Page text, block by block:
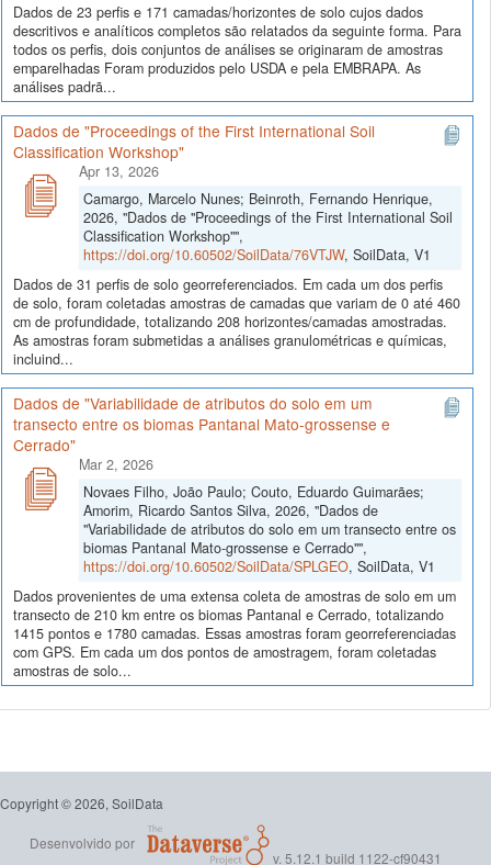
Dados de 23 perfis e 171 camadas/horizontes de solo cujos dados
descritivos e analíticos completos são relatados da seguinte forma. Para
todos os perfis, dois conjuntos de análises se originaram de amostras
emparelhadas Foram produzidos pelo USDA e pela EMBRAPA. As
análises padrã...
Dados de "Proceedings of the First International Soil
Classification Workshop"
Apr 13, 2026
Camargo, Marcelo Nunes; Beinroth, Fernando Henrique,
2026, "Dados de "Proceedings of the First International Soil
Classification Workshop"",
https://doi.org/10.60502/SoilData/76VTJW, SoilData, V1
Dados de 31 perfis de solo georreferenciados. Em cada um dos perfis
de solo, foram coletadas amostras de camadas que variam de 0 até 460
cm de profundidade, totalizando 208 horizontes/camadas amostradas.
As amostras foram submetidas a análises granulométricas e químicas,
incluind...
Dados de "Variabilidade de atributos do solo em um
transecto entre os biomas Pantanal Mato-grossense e
Cerrado"
Mar 2, 2026
Novaes Filho, João Paulo; Couto, Eduardo Guimarães;
Amorim, Ricardo Santos Silva, 2026, "Dados de
"Variabilidade de atributos do solo em um transecto entre os
biomas Pantanal Mato-grossense e Cerrado"",
https://doi.org/10.60502/SoilData/SPLGEO, SoilData, V1
Dados provenientes de uma extensa coleta de amostras de solo em um
transecto de 210 km entre os biomas Pantanal e Cerrado, totalizando
1415 pontos e 1780 camadas. Essas amostras foram georreferenciadas
com GPS. Em cada um dos pontos de amostragem, foram coletadas
amostras de solo...
Copyright © 2026, SoilData
Desenvolvido por
v. 5.12.1 build 1122-cf90431